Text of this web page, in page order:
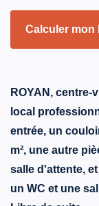
Calculer mon
ROYAN,
local
entrée, un
m², une autre
salle d'attente,
un WC et une